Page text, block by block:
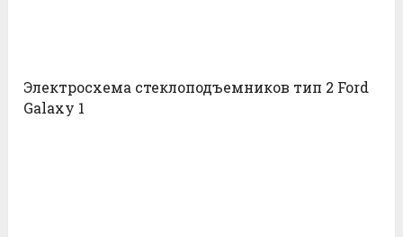
Электросхема стеклоподъемников тип 2 Ford
Galaxy 1